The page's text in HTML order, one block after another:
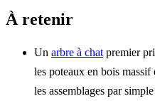
À retenir
Un arbre à chatpremier
les poteaux en bois
les assemblages par